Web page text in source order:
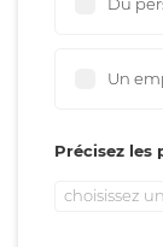
Du
Un
Précisez les
choisissez